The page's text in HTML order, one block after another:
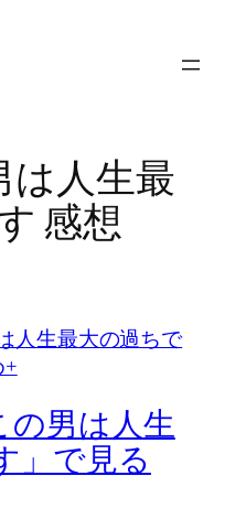
は人生最
感想
の男は人生
」で見る